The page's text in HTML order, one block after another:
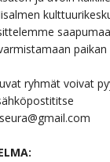
paikan
ryhmät voivat